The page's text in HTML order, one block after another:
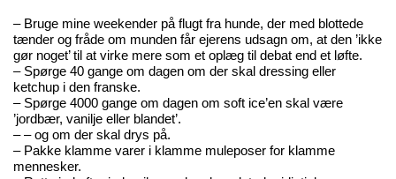
– Bruge mine weekender på flugt fra hunde, der med blottede
tænder og fråde om munden får ejerens udsagn om, at den ’ikke
gør noget’ til at virke mere som et oplæg til debat end et løfte.
– Spørge 40 gange om dagen om der skal dressing eller
ketchup i den franske.
– Spørge 4000 gange om dagen om soft ice’en skal være
’jordbær, vanilje eller blandet’.
– – og om der skal drys på.
– Pakke klamme varer i klamme muleposer for klamme
mennesker.